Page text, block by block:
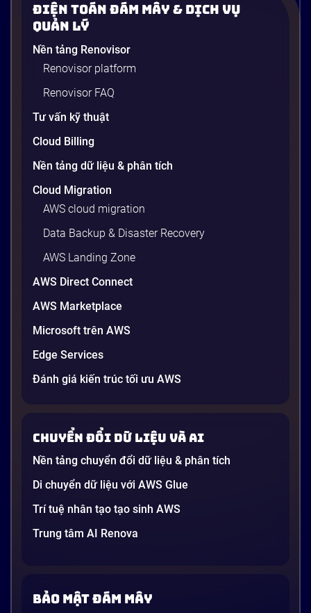
Điện Toán Đám Mây & Dịch Vụ
Quản Lý
Nền tảng Renovisor
Renovisor platform
Renovisor FAQ
Tư vấn kỹ thuật
Cloud Billing
Nền tảng dữ liệu & phân tích
Cloud Migration
AWS cloud migration
Data Backup & Disaster Recovery
AWS Landing Zone
AWS Direct Connect
AWS Marketplace
Microsoft trên AWS
Edge Services
Đánh giá kiến trúc tối ưu AWS
Chuyển đổi dữ liệu và AI
Nền tảng chuyển đổi dữ liệu & phân tích
Di chuyển dữ liệu với AWS Glue
Trí tuệ nhân tạo tạo sinh AWS
Trung tâm AI Renova
Bảo mật đám mây